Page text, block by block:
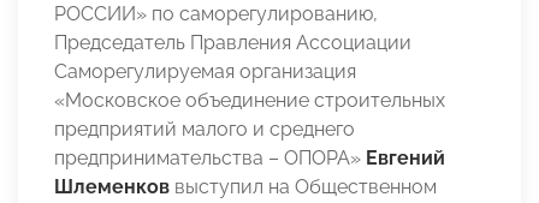
РОССИИ» по саморегулированию,
Председатель Правления Ассоциации
Саморегулируемая организация
«Московское объединение строительных
предприятий малого и среднего
предпринимательства – ОПОРА» Евгений
Шлеменков выступил на Общественном